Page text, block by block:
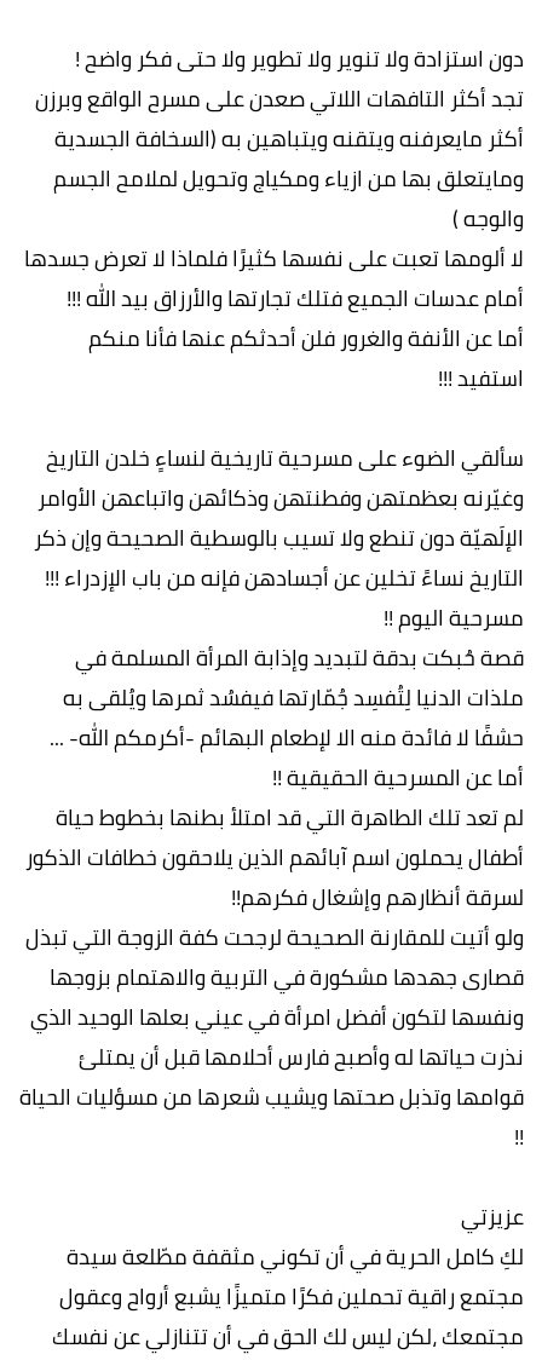
دون استزادة ولا تنوير ولا تطوير ولا حتى فكر واضح !
تجد أكثر التافهات اللاتي صعدن على مسرح الواقع وبرزن
أكثر مايعرفنه ويتقنه ويتباهين به (السخافة الجسدية
ومايتعلق بها من ازياء ومكياج وتحويل لملامح الجسم
والوجه )
لا ألومها تعبت على نفسها كثيرًا فلماذا لا تعرض جسدها
أمام عدسات الجميع فتلك تجارتها والأرزاق بيد الله !!!
أما عن الأنفة والغرور فلن أحدثكم عنها فأنا منكم
استفيد !!!
سألقي الضوء على مسرحية تاريخية لنساءٍ خلدن التاريخ
وغيّرنه بعظمتهن وفطنتهن وذكائهن واتباعهن الأوامر
الإلَهيّة دون تنطع ولا تسيب بالوسطية الصحيحة وإن ذكر
التاريخ نساءً تخلين عن أجسادهن فإنه من باب الإزدراء !!!
مسرحية اليوم !!
قصة حُبكت بدقة لتبديد وإذابة المرأة المسلمة في
ملذات الدنيا لِتُفسِد جُمّارتها فيفسُد ثمرها ويُلقى به
حشفًا لا فائدة منه الا لإطعام البهائم -أكرمكم الله- ...
أما عن المسرحية الحقيقية !!
لم تعد تلك الطاهرة التي قد امتلأ بطنها بخطوط حياة
أطفال يحملون اسم آبائهم الذين يلاحقون خطافات الذكور
لسرقة أنظارهم وإشغال فكرهم!!
ولو أتيت للمقارنة الصحيحة لرجحت كفة الزوجة التي تبذل
قصارى جهدها مشكورة في التربية والاهتمام بزوجها
ونفسها لتكون أفضل امرأة في عيني بعلها الوحيد الذي
نذرت حياتها له وأصبح فارس أحلامها قبل أن يمتلئ
قوامها وتذبل صحتها ويشيب شعرها من مسؤليات الحياة
!!
عزيزتي
لكِ كامل الحرية في أن تكوني مثقفة مطّلعة سيدة
مجتمع راقية تحملين فكرًا متميزًا يشبع أرواح وعقول
مجتمعك ،لكن ليس لك الحق في أن تتنازلي عن نفسك